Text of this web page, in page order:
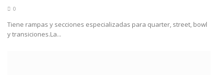
0
Tiene rampas y secciones especializadas para quarter, street, bowl
y transiciones.La...